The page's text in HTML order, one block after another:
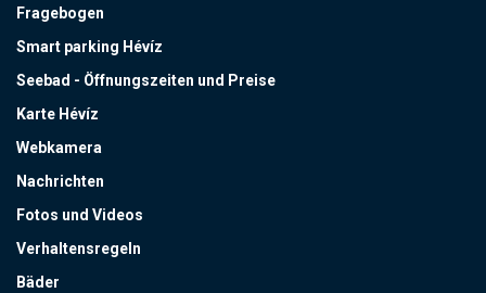
Fragebogen
Smart parking Hévíz
Seebad - Öffnungszeiten und Preise
Karte Hévíz
Webkamera
Nachrichten
Fotos und Videos
Verhaltensregeln
Bäder